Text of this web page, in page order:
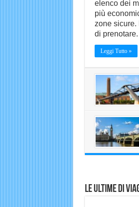
elenco dei
più
zone sicure.
di prenotare.
Leggi Tutto »
Le ultime di